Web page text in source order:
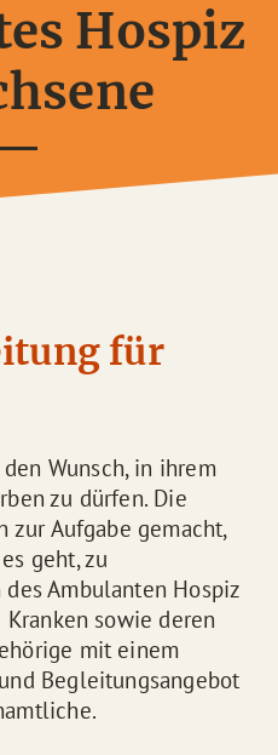
Hospiz
für
Wunsch, in ihrem
zu dürfen. Die
zur Aufgabe gemacht,
geht, zu
des Ambulanten Hospiz
sowie deren
mit einem
Begleitungsangebot